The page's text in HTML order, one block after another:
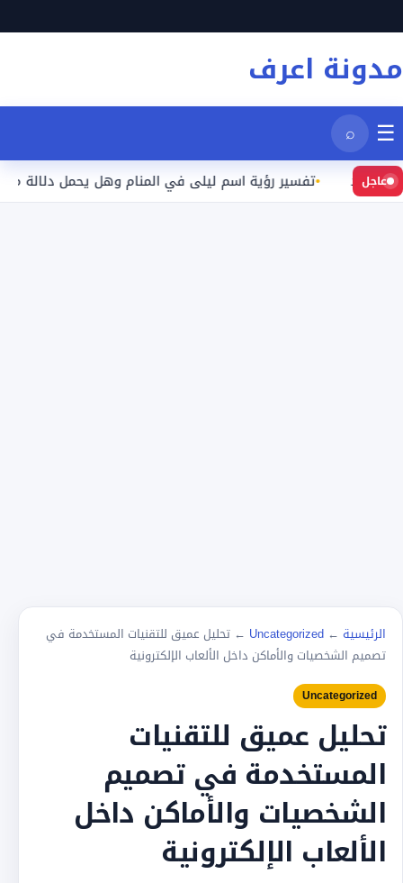
إلى
المحتوى
مدونة اعرف
☰
⌕
عاجل تفسير رؤية اسم ليلى في المنام وهل يحمل دلالة محددة؟
الرئيسية ←
Uncategorized
← تحليل عميق للتقنيات المستخدمة في
تصميم الشخصيات والأماكن داخل الألعاب الإلكترونية
Uncategorized
تحليل عميق للتقنيات
المستخدمة في تصميم
الشخصيات والأماكن داخل
الألعاب الإلكترونية